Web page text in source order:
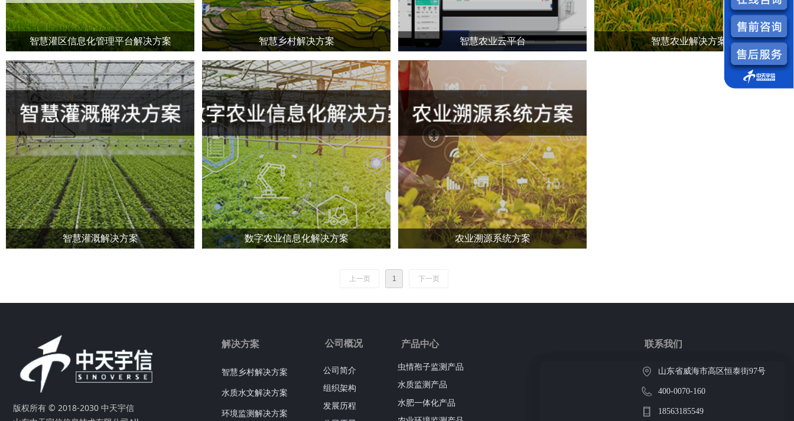
智慧灌区信息化管理平台解决方案 智慧乡村解决方案
助力新农村建设
智慧农业云平台
环境监测，农产品溯源，智慧农业联动控制
智慧农业解决方案
根据您的需求,量身定制智慧农业整体解决方案，独立研发
生产物联网硬件产品,解决方案+硬件一站式满足您的需求
智慧灌溉解决方案 数字农业信息化解决方案 农业溯源系统方案
上一页 1 下一页
联系我们
山东省威海市高区恒泰街97号
400-0070-160
18563185549
版权所有 © 2018-2030 中天宇信
产品中心
虫情孢子监测产品
水质监测产品
水肥一体化产品
智慧乡村解决方案
水质水文解决方案
环境监测解决方案
解决方案
公司简介
组织架构
发展历程
公司概况